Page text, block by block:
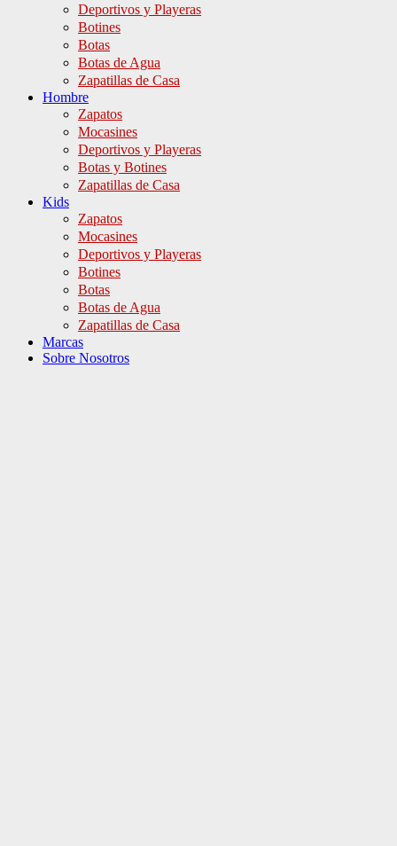
Deportivos y Playeras
Botines
Botas
Botas de Agua
Zapatillas de Casa
Hombre
Zapatos
Mocasines
Deportivos y Playeras
Botas y Botines
Zapatillas de Casa
Kids
Zapatos
Mocasines
Deportivos y Playeras
Botines
Botas
Botas de Agua
Zapatillas de Casa
Marcas
Sobre Nosotros